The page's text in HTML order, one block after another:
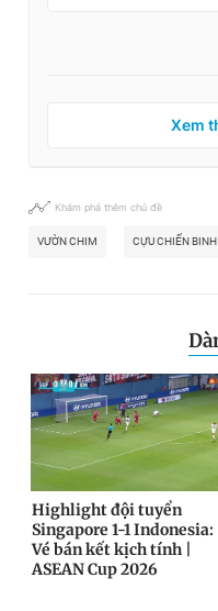
Xem
Khám phá thêm chủ đề
VƯỜN CHIM CỰU CHIẾN BINH